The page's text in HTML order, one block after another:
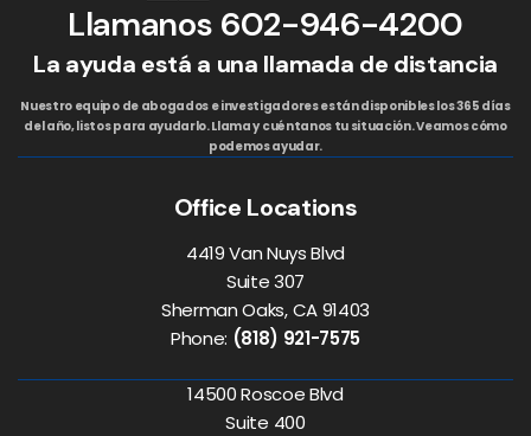
Llamanos 602-946-4200
La ayuda está a una llamada de distancia
Nuestro equipo de abogados e investigadores están disponibles los 365 días
del año, listos para ayudarlo. Llama y cuéntanos tu situación. Veamos cómo
podemos ayudar.
Office Locations
4419 Van Nuys Blvd
Suite 307
Sherman Oaks, CA 91403
Phone: (818) 921-7575
14500 Roscoe Blvd
Suite 400